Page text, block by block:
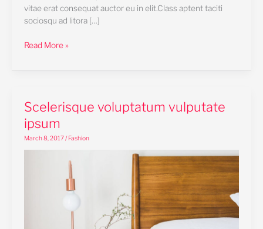
vitae erat consequat auctor eu in elit.Class aptent taciti
sociosqu ad litora […]
Read More »
Scelerisque voluptatum vulputate
ipsum
March 8, 2017/Fashion
Scelerisque
voluptatum
vulputate
ipsum